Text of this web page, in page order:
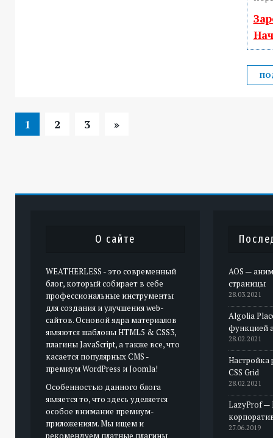
1 2 3 »
О сайте
WEATHERLESS - это современный
блог, который собирает в себе
профессиональные инструменты
для создания и улучшения web-
сайтов. Основой ядра материалов
являются шаблоны HTML5 & CSS3,
плагины JavaScript, а также все, что
касается популярных CMS -
премиум WordPress и Joomla!
Особенностью данного блога
является то, что здесь уделяется
особое внимание премиум-
приложениям. Мы ищем и
рекомендуем платные плагины
AOS —
страницы
28.03.2021
Algolia
функцией
28.02.2021
Настройка
CSS Grid
28.02.2021
LazyProf —
27.06.2019